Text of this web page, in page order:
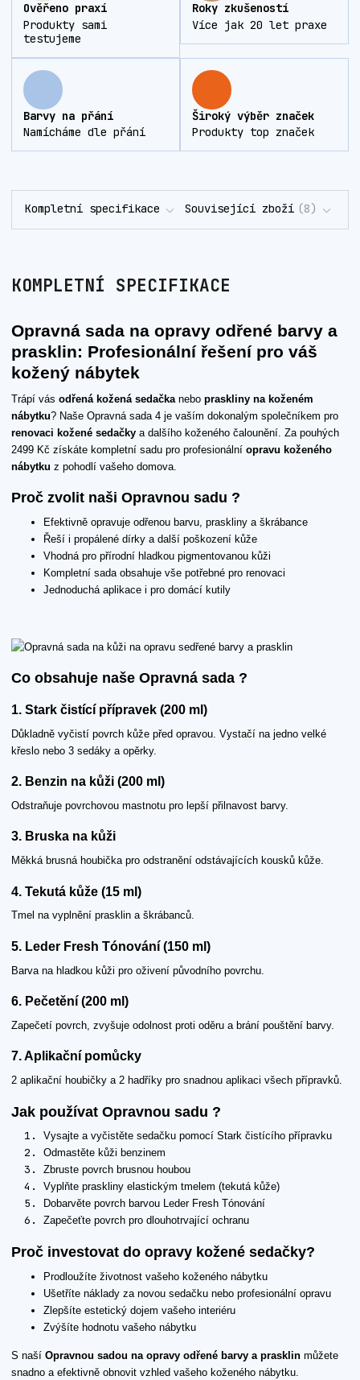
Ověřeno praxí
Produkty sami
testujeme
Roky zkušeností
Více jak 20 let praxe
Barvy na přání
Namícháme dle přání
Široký výběr značek
Produkty top značek
Kompletní specifikace Související zboží 8
KOMPLETNÍ SPECIFIKACE
Opravná sada na opravy odřené barvy a
prasklin: Profesionální řešení pro váš
kožený nábytek
Trápí vás odřená kožená sedačka nebo praskliny na koženém
nábytku? Naše Opravná sada 4 je vaším dokonalým společníkem pro
renovaci kožené sedačky a dalšího koženého čalounění. Za pouhých
2499 Kč získáte kompletní sadu pro profesionální opravu koženého
nábytku z pohodlí vašeho domova.
Proč zvolit naši Opravnou sadu ?
Efektivně opravuje odřenou barvu, praskliny a škrábance
Řeší i propálené dírky a další poškození kůže
Vhodná pro přírodní hladkou pigmentovanou kůži
Kompletní sada obsahuje vše potřebné pro renovaci
Jednoduchá aplikace i pro domácí kutily
Co obsahuje naše Opravná sada ?
1. Stark čistící přípravek (200 ml)
Důkladně vyčistí povrch kůže před opravou. Vystačí na jedno velké
křeslo nebo 3 sedáky a opěrky.
2. Benzin na kůži (200 ml)
Odstraňuje povrchovou mastnotu pro lepší přilnavost barvy.
3. Bruska na kůži
Měkká brusná houbička pro odstranění odstávajících kousků kůže.
4. Tekutá kůže (15 ml)
Tmel na vyplnění prasklin a škrábanců.
5. Leder Fresh Tónování (150 ml)
Barva na hladkou kůži pro oživení původního povrchu.
6. Pečetění (200 ml)
Zapečetí povrch, zvyšuje odolnost proti oděru a brání pouštění barvy.
7. Aplikační pomůcky
2 aplikační houbičky a 2 hadříky pro snadnou aplikaci všech přípravků.
Jak používat Opravnou sadu ?
Vysajte a vyčistěte sedačku pomocí Stark čistícího přípravku
Odmastěte kůži benzinem
Zbruste povrch brusnou houbou
Vyplňte praskliny elastickým tmelem (tekutá kůže)
Dobarvěte povrch barvou Leder Fresh Tónování
Zapečeťte povrch pro dlouhotrvající ochranu
Proč investovat do opravy kožené sedačky?
Prodloužíte životnost vašeho koženého nábytku
Ušetříte náklady za novou sedačku nebo profesionální opravu
Zlepšíte estetický dojem vašeho interiéru
Zvýšíte hodnotu vašeho nábytku
S naší Opravnou sadou na opravy odřené barvy a prasklin můžete
snadno a efektivně obnovit vzhled vašeho koženého nábytku.